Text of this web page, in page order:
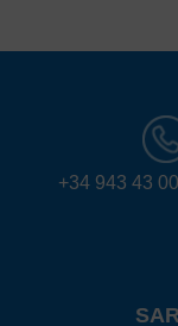
+34 943 43 00